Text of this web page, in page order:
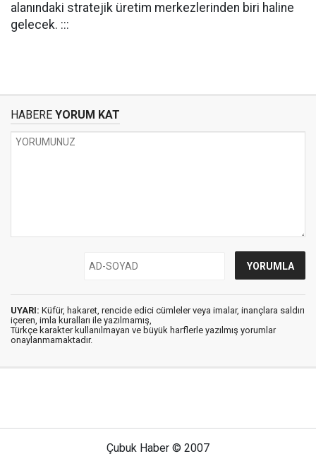
alanındaki stratejik üretim merkezlerinden biri haline
gelecek. :::
HABERE YORUM KAT
UYARI: Küfür, hakaret, rencide edici cümleler veya imalar, inançlara saldırı
içeren, imla kuralları ile yazılmamış,
Türkçe karakter kullanılmayan ve büyük harflerle yazılmış yorumlar
onaylanmamaktadır.
Çubuk Haber © 2007